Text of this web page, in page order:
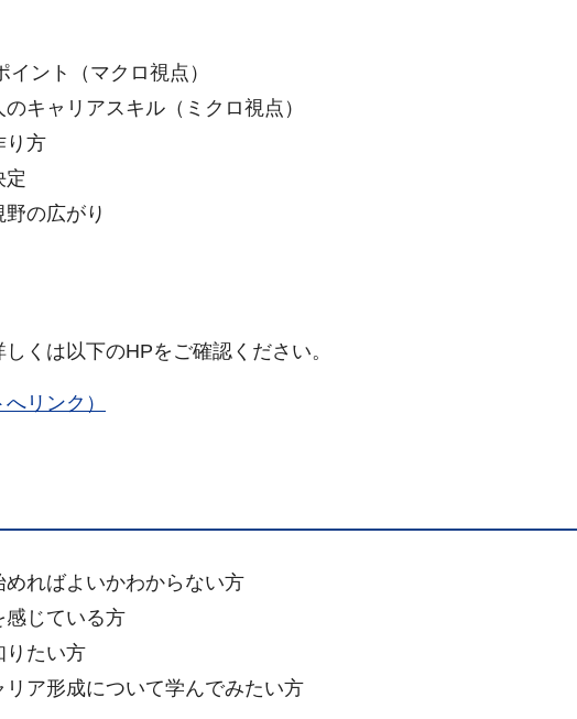
ント（マクロ視点）
キャリアスキル（ミクロ視点）
り方
定
の広がり
くは以下のHPをご確認ください。
リンク）
ればよいかわからない方
じている方
たい方
ア形成について学んでみたい方